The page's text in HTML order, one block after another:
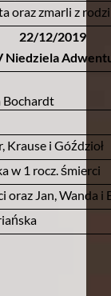
oraz zmarli z
22/12/2019
Niedziela
Bochardt
Krause i Góździoł
w 1 rocz. śmierci
oraz Jan, Wanda i